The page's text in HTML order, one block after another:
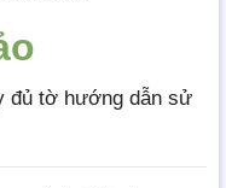
đủ tờ hướng dẫn sử